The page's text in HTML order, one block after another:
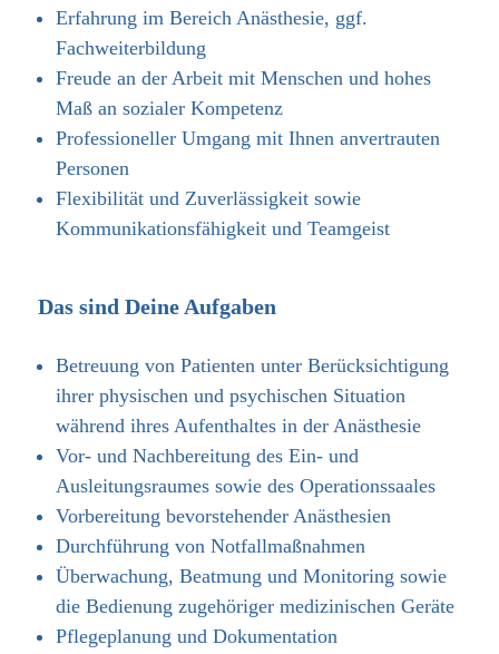
Erfahrung im Bereich Anästhesie, ggf.
Fachweiterbildung
Freude an der Arbeit mit Menschen und hohes
Maß an sozialer Kompetenz
Professioneller Umgang mit Ihnen anvertrauten
Personen
Flexibilität und Zuverlässigkeit sowie
Kommunikationsfähigkeit und Teamgeist
Das sind Deine Aufgaben
Betreuung von Patienten unter Berücksichtigung
ihrer physischen und psychischen Situation
während ihres Aufenthaltes in der Anästhesie
Vor- und Nachbereitung des Ein- und
Ausleitungsraumes sowie des Operationssaales
Vorbereitung bevorstehender Anästhesien
Durchführung von Notfallmaßnahmen
Überwachung, Beatmung und Monitoring sowie
die Bedienung zugehöriger medizinischen Geräte
Pflegeplanung und Dokumentation